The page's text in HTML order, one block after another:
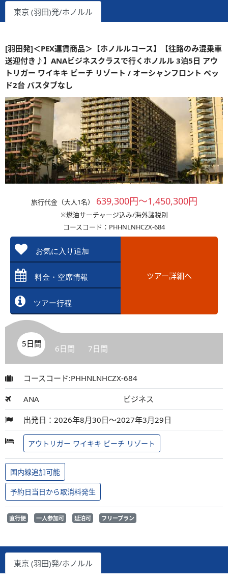
東京 (羽田)発/ホノルル
[羽田発]＜PEX運賃商品＞【ホノルルコース】【往路のみ混乗車
送迎付き♪】ANAビジネスクラスで行くホノルル 3泊5日 アウ
トリガー ワイキキ ビーチ リゾート / オーシャンフロント ベッ
ド2台 バスタブなし
旅行代金（大人1名） 639,300円～1,450,300円
※燃油サーチャージ込み/海外諸税別
コースコード：PHHNLNHCZX-684
お気に入り追加
料金・空席情報
ツアー行程
ツアー詳細へ
5日間 6日間 7日間
コースコード:PHHNLNHCZX-684
ANA ビジネス
出発日：2026年8月30日～2027年3月29日
アウトリガー ワイキキ ビーチ リゾート
国内線追加可能
予約日当日から取消料発生
直行便 一人参加可 延泊可 フリープラン
東京 (羽田)発/ホノルル